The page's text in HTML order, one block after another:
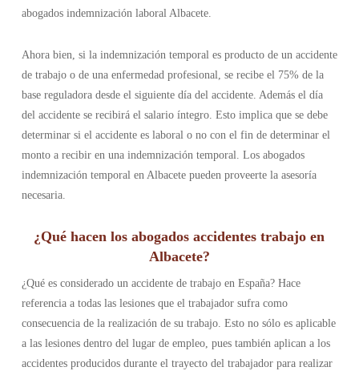
abogados indemnización laboral Albacete.
Ahora bien, si la indemnización temporal es producto de un accidente
de trabajo o de una enfermedad profesional, se recibe el 75% de la
base reguladora desde el siguiente día del accidente. Además el día
del accidente se recibirá el salario íntegro. Esto implica que se debe
determinar si el accidente es laboral o no con el fin de determinar el
monto a recibir en una indemnización temporal. Los abogados
indemnización temporal en Albacete pueden proveerte la asesoría
necesaria.
¿Qué hacen los abogados accidentes trabajo en
Albacete?
¿Qué es considerado un accidente de trabajo en España? Hace
referencia a todas las lesiones que el trabajador sufra como
consecuencia de la realización de su trabajo. Esto no sólo es aplicable
a las lesiones dentro del lugar de empleo, pues también aplican a los
accidentes producidos durante el trayecto del trabajador para realizar